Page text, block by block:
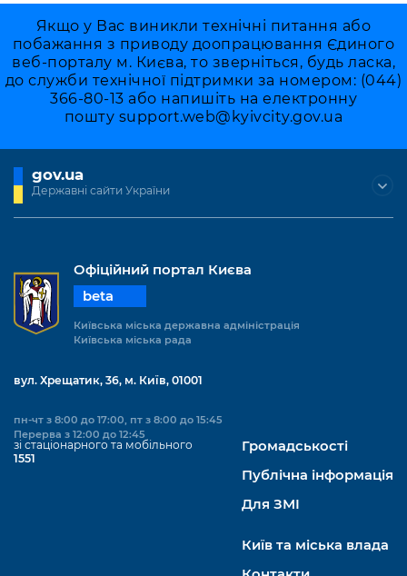
Якщо у Вас виникли технічні питання або
побажання з приводу доопрацювання Єдиного
веб-порталу м. Києва, то зверніться, будь ласка,
до служби технічної підтримки за номером: (044)
366-80-13 або напишіть на електронну
пошту support.web@kyivcity.gov.ua
gov.ua
Державні сайти України
Офіційний портал Києва
beta
Київська міська державна адміністрація
Київська міська рада
вул. Хрещатик, 36, м. Київ, 01001
пн-чт з 8:00 до 17:00, пт з 8:00 до 15:45
Перерва з 12:00 до 12:45
зі стаціонарного та мобільного
1551
Громадськості
Публічна інформація
Для ЗМІ
Київ та міська влада